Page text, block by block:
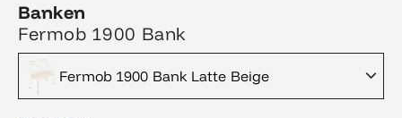
Banken
Fermob 1900 Bank
Fermob 1900 Bank Latte Beige